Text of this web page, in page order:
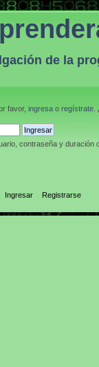
de la
favor, ingresa o regístrate
contraseña y duración
Ingresar Registrarse